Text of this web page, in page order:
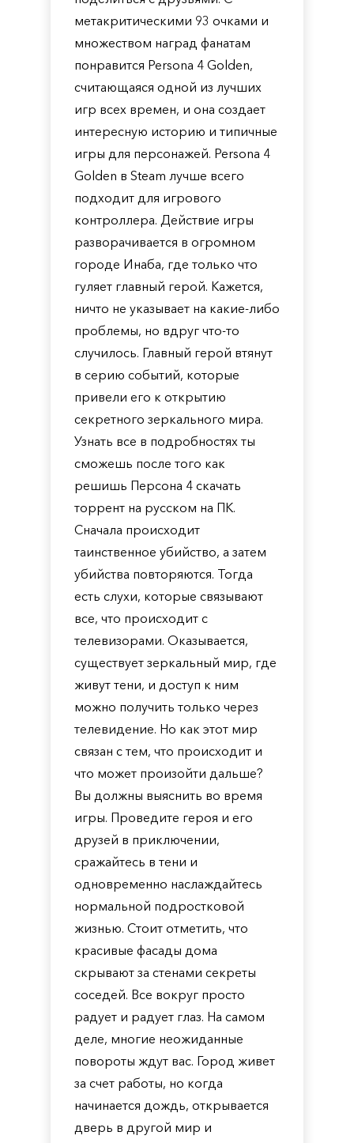
метакритическими 93 очками и
множеством наград фанатам
понравится Persona 4 Golden,
считающаяся одной из лучших
игр всех времен, и она создает
интересную историю и типичные
игры для персонажей. Persona 4
Golden в Steam лучше всего
подходит для игрового
контроллера. Действие игры
разворачивается в огромном
городе Инаба, где только что
гуляет главный герой. Кажется,
ничто не указывает на какие-либо
проблемы, но вдруг что-то
случилось. Главный герой втянут
в серию событий, которые
привели его к открытию
секретного зеркального мира.
Узнать все в подробностях ты
сможешь после того как
решишь Персона 4 скачать
торрент на русском на ПК.
Сначала происходит
таинственное убийство, а затем
убийства повторяются. Тогда
есть слухи, которые связывают
все, что происходит с
телевизорами. Оказывается,
существует зеркальный мир, где
живут тени, и доступ к ним
можно получить только через
телевидение. Но как этот мир
связан с тем, что происходит и
что может произойти дальше?
Вы должны выяснить во время
игры. Проведите героя и его
друзей в приключении,
сражайтесь в тени и
одновременно наслаждайтесь
нормальной подростковой
жизнью. Стоит отметить, что
красивые фасады дома
скрывают за стенами секреты
соседей. Все вокруг просто
радует и радует глаз. На самом
деле, многие неожиданные
повороты ждут вас. Город живет
за счет работы, но когда
начинается дождь, открывается
дверь в другой мир и